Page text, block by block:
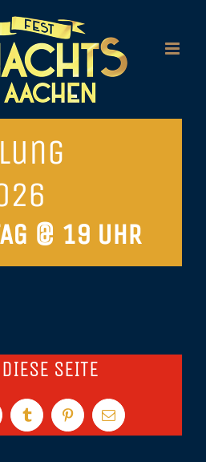
@ 19 UHR
SEITE
TumblrPinterest
E-
Mail